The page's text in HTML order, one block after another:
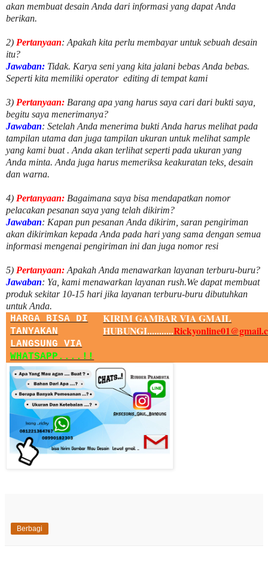
akan membuat desain Anda dari informasi yang dapat Anda
berikan.
2) Pertanyaan: Apakah kita perlu membayar untuksebuah desain
itu?
Jawaban: Tidak. Karya seni yang kita jalani bebas Anda bebas.
Seperti kita memiliki operator editing di tempat kami
3) Pertanyaan: Barang apa yang harus saya cari dari bukti saya,
begitu saya menerimanya?
Jawaban: Setelah Anda menerima bukti Anda harus melihat pada
tampilan utama dan juga tampilan ukuran untuk melihatsample
yang kami buat . Anda akan terlihat seperti pada ukuran yang
Anda minta. Anda juga harus memeriksa keakuratan teks, desain
dan warna.
4) Pertanyaan: Bagaimana saya bisa mendapatkan nomor
pelacakan pesanan saya yang telah dikirim?
Jawaban: Kapan pun pesanan Anda dikirim, saran pengiriman
akan dikirimkan kepada Anda pada hari yang sama dengan semua
informasi mengenai pengiriman ini dan juga nomorresi
5) Pertanyaan: Apakah Anda menawarkan layanan terburu-buru?
Jawaban: Ya, kami menawarkan layanan rush.We dapat membuat
produk sekitar 10-15 hari jika layanan terburu-buru dibutuhkan
untuk Anda.
HARGA BISA DI
TANYAKAN
LANGSUNG VIA
WHATSAPP....!!
KIRIM GAMBAR VIA GMAIL
HUBUNGI...........
Berbagi